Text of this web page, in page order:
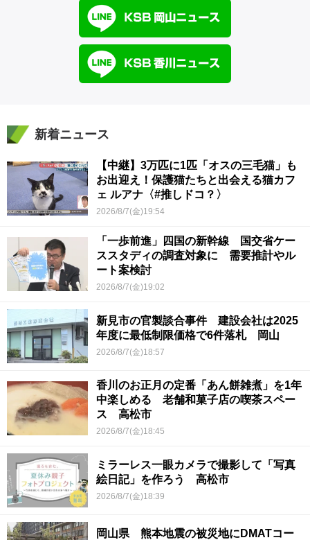
新着ニュース
【中継】3万匹に1匹「オスの三毛猫」も
お出迎え！保護猫たちと出会える猫カフ
ェ ルアナ〈#推しドコ？〉
2026/8/7(金)19:54
「一歩前進」四国の新幹線 国交省ケー
ススタディの調査対象に 需要推計やル
ート案検討
2026/8/7(金)19:02
新見市の官製談合事件 建設会社は2025
年度に最低制限価格で6件落札 岡山
2026/8/7(金)18:57
香川のお正月の定番「あん餅雑煮」を1年
中楽しめる 老舗和菓子店の喫茶スペー
ス 高松市
2026/8/7(金)18:45
ミラーレス一眼カメラで撮影して「写真
絵日記」を作ろう 高松市
2026/8/7(金)18:39
岡山県 熊本地震の被災地にDMATコー